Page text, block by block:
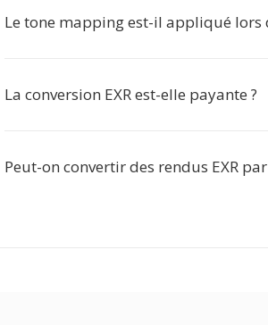
Le tone mapping est-il appliqué lors
La conversion EXR est-elle payante ?
Peut-on convertir des rendus EXR